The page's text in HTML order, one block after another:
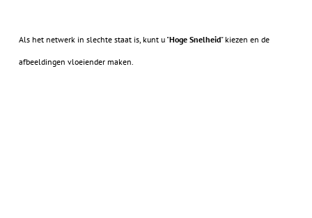
Als het netwerk in slechte staat is, kunt u "Hoge Snelheid" kiezen en de
afbeeldingen vloeiender maken.